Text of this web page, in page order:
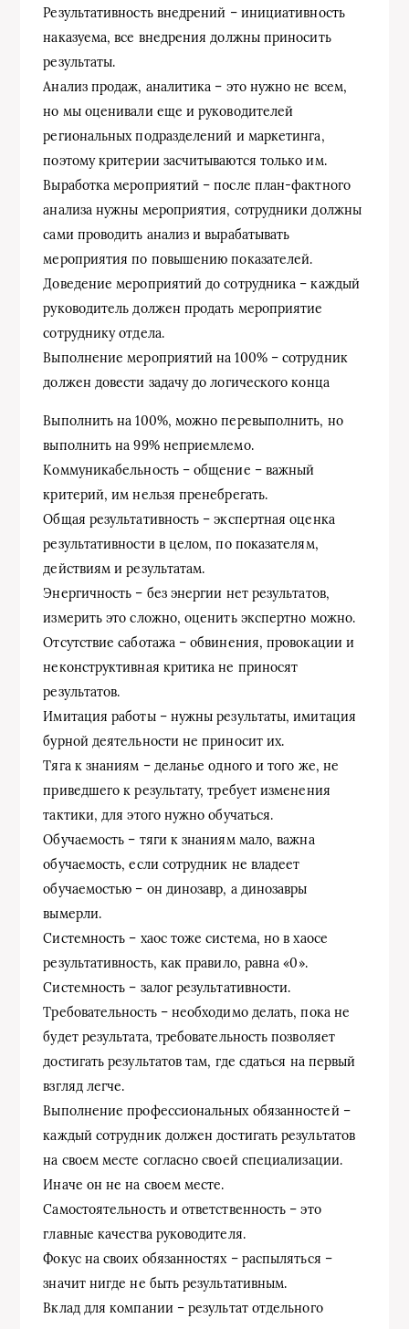
Результативность внедрений – инициативность
наказуема, все внедрения должны приносить
результаты.
Анализ продаж, аналитика – это нужно не всем,
но мы оценивали еще и руководителей
региональных подразделений и маркетинга,
поэтому критерии засчитываются только им.
Выработка мероприятий – после план-фактного
анализа нужны мероприятия, сотрудники должны
сами проводить анализ и вырабатывать
мероприятия по повышению показателей.
Доведение мероприятий до сотрудника – каждый
руководитель должен продать мероприятие
сотруднику отдела.
Выполнение мероприятий на 100% – сотрудник
должен довести задачу до логического конца
Выполнить на 100%, можно перевыполнить, но
выполнить на 99% неприемлемо.
Коммуникабельность – общение – важный
критерий, им нельзя пренебрегать.
Общая результативность – экспертная оценка
результативности в целом, по показателям,
действиям и результатам.
Энергичность – без энергии нет результатов,
измерить это сложно, оценить экспертно можно.
Отсутствие саботажа – обвинения, провокации и
неконструктивная критика не приносят
результатов.
Имитация работы – нужны результаты, имитация
бурной деятельности не приносит их.
Тяга к знаниям – деланье одного и того же, не
приведшего к результату, требует изменения
тактики, для этого нужно обучаться.
Обучаемость – тяги к знаниям мало, важна
обучаемость, если сотрудник не владеет
обучаемостью – он динозавр, а динозавры
вымерли.
Системность – хаос тоже система, но в хаосе
результативность, как правило, равна «0».
Системность – залог результативности.
Требовательность – необходимо делать, пока не
будет результата, требовательность позволяет
достигать результатов там, где сдаться на первый
взгляд легче.
Выполнение профессиональных обязанностей –
каждый сотрудник должен достигать результатов
на своем месте согласно своей специализации.
Иначе он не на своем месте.
Самостоятельность и ответственность – это
главные качества руководителя.
Фокус на своих обязанностях – распыляться –
значит нигде не быть результативным.
Вклад для компании – результат отдельного